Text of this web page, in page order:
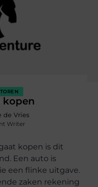
kopen
de Vries
Writer
kopen is dit
Een auto is
een flinke uitgave.
zaken rekening